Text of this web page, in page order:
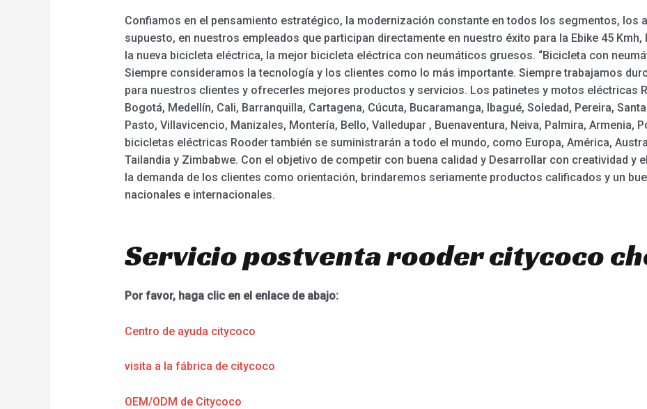
Confiamos en el pensamiento estratégico, la modernización constante en todos los segmentos, los
supuesto, en nuestros empleados que participan directamente en nuestro éxito para la Ebike 45
la nueva bicicleta eléctrica, la mejor bicicleta eléctrica con neumáticos gruesos. “Bicicleta con
Siempre consideramos la tecnología y los clientes como lo más importante. Siempre trabajamos
para nuestros clientes y ofrecerles mejores productos y servicios. Los patinetes y motos eléctricas
Bogotá, Medellín, Cali, Barranquilla, Cartagena, Cúcuta, Bucaramanga, Ibagué, Soledad, Pereira,
Pasto, Villavicencio, Manizales, Montería, Bello, Valledupar , Buenaventura, Neiva, Palmira, Armenia,
bicicletas eléctricas Rooder también se suministrarán a todo el mundo, como Europa, América,
Tailandia y Zimbabwe. Con el objetivo de competir con buena calidad y Desarrollar con creatividad y
la demanda de los clientes como orientación, brindaremos seriamente productos calificados y un
nacionales e internacionales.
Servicio postventa rooder citycoco
Por favor, haga clic en el enlace de abajo:
Centro de ayuda citycoco
visita a la fábrica de citycoco
OEM/ODM de Citycoco